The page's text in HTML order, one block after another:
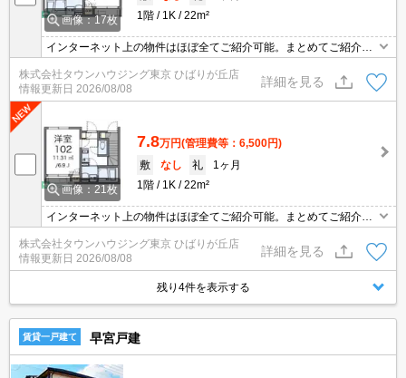
画像：17枚
1階
1K 22m²
インターネット上の物件はほぼ全てご紹介可能。まとめてご紹介致
します。お気軽にお問合せください。お部屋探しは情報量地域ナン
バー1のタウンハウジングまで。
株式会社タウンハウジング東京 ひばりが丘店
情報更新日 2026/08/08
詳細を見る
画像：21枚
7.8万円(管理費等：6,500円)
敷
なし 礼
1ヶ月
1階
1K 22m²
インターネット上の物件はほぼ全てご紹介可能。まとめてご紹介致
します。お気軽にお問合せください。お部屋探しは情報量地域ナン
バー1のタウンハウジングまで。
株式会社タウンハウジング東京 ひばりが丘店
情報更新日 2026/08/08
詳細を見る
残り4件を表示する
賃貸一戸建て 早宮戸建